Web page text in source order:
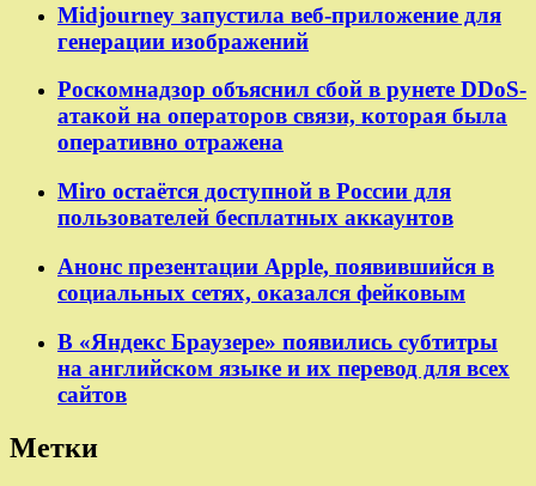
Midjourney запустила веб-приложение для
генерации изображений
Роскомнадзор объяснил сбой в рунете DDoS-
атакой на операторов связи, которая была
оперативно отражена
Miro остаётся доступной в России для
пользователей бесплатных аккаунтов
Анонс презентации Apple, появившийся в
социальных сетях, оказался фейковым
В «Яндекс Браузере» появились субтитры
на английском языке и их перевод для всех
сайтов
Метки